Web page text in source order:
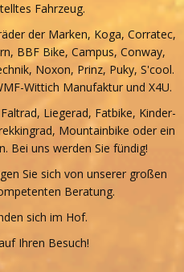
Fahrzeug.
der Marken, Koga, Corratec,
BBF Bike, Campus, Conway,
Noxon, Prinz, Puky, S'cool.
Wittich Manufaktur und X4U.
Liegerad, Fatbike, Kinder-
Mountainbike oder ein
Bei uns werden Sie fündig!
Sie sich von unserer großen
Beratung.
sich im Hof.
Ihren Besuch!